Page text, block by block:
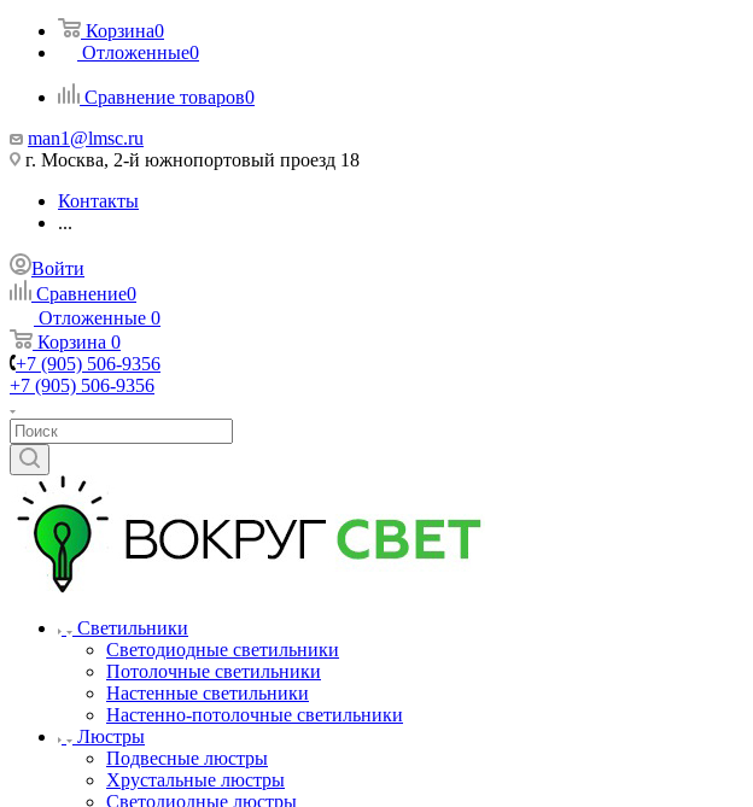
Корзина0
Отложенные0
Сравнение товаров0
man1@lmsc.ru
г. Москва, 2-й южнопортовый проезд 18
Контакты
...
Войти
Сравнение0
Отложенные 0
Корзина 0
+7 (905) 506-9356
+7 (905) 506-9356
Светильники
Светодиодные светильники
Потолочные светильники
Настенные светильники
Настенно-потолочные светильники
Люстры
Подвесные люстры
Хрустальные люстры
Светодиодные люстры